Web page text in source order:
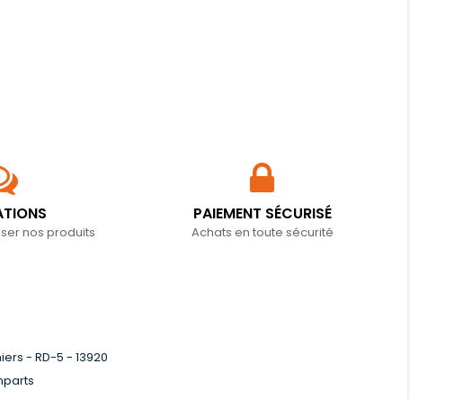
nos produits
PAIEMENT SÉCURISÉ
Achats en toute sécurité
- RD-5 - 13920